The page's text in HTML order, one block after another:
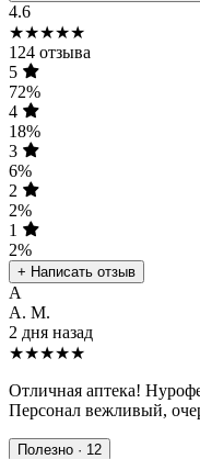
4.6
★★★★★
124 отзыва
5
72%
4
18%
3
6%
2
2%
1
2%
+ Написать отзыв
А
А. М.
2 дня назад
★★★★★
Отличная аптека!
Персонал вежливый,
Полезно · 12